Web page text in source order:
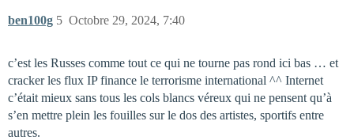
ben100g Octobre 29, 2024, 7:40
5
c’est les Russes comme tout ce qui ne tourne pas rond ici bas … et
cracker les flux IP finance le terrorisme international ^^ Internet
c’était mieux sans tous les cols blancs véreux qui ne pensent qu’à
s’en mettre plein les fouilles sur le dos des artistes, sportifs entre
autres.